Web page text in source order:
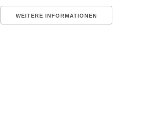
WEITERE INFORMATIONEN